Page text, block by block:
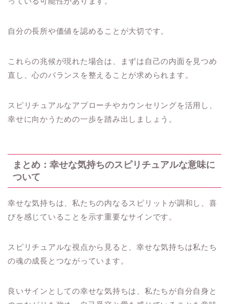
自分の長所や価値を認めることが大切です。
これらの兆候が現れた場合は、まずは自己の内面を見つめ
直し、心のバランスを整えることが求められます。
スピリチュアルなアプローチやカウンセリングを活用し、
幸せに向かうための一歩を踏み出しましょう。
まとめ：幸せな気持ちのスピリチュアルな意味に
ついて
幸せな気持ちは、私たちの内なるスピリットが調和し、喜
びを感じていることを示す重要なサインです。
スピリチュアルな視点から見ると、幸せな気持ちは私たち
の魂の成長とつながっています。
良いサインとしての幸せな気持ちは、私たちが自分自身と